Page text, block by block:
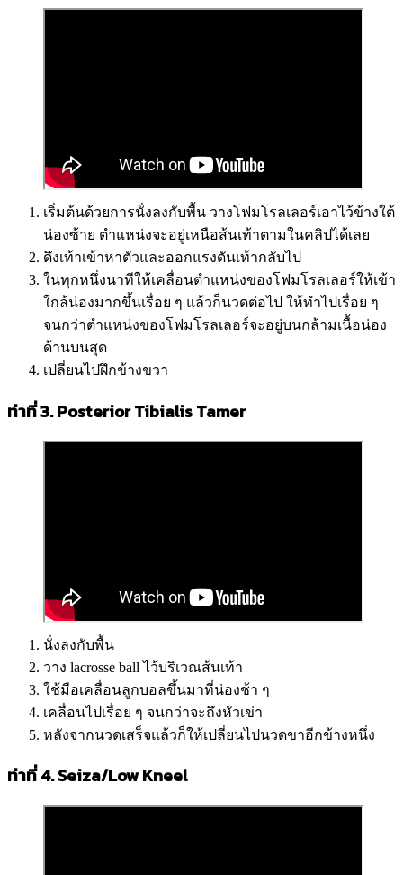
เริ่มต้นด้วยการนั่งลงกับพื้น วางโฟมโรลเลอร์เอาไว้ข้างใต้
น่องซ้าย ตำแหน่งจะอยู่เหนือส้นเท้าตามในคลิปได้เลย
ดึงเท้าเข้าหาตัวและออกแรงดันเท้ากลับไป
ในทุกหนึ่งนาทีให้เคลื่อนตำแหน่งของโฟมโรลเลอร์ให้เข้า
ใกล้น่องมากขึ้นเรื่อย ๆ แล้วก็นวดต่อไป ให้ทำไปเรื่อย ๆ
จนกว่าตำแหน่งของโฟมโรลเลอร์จะอยู่บนกล้ามเนื้อน่อง
ด้านบนสุด
เปลี่ยนไปฝึกข้างขวา
ท่าที่ 3. Posterior Tibialis Tamer
นั่งลงกับพื้น
วาง lacrosse ball ไว้บริเวณส้นเท้า
ใช้มือเคลื่อนลูกบอลขึ้นมาที่น่องช้า ๆ
เคลื่อนไปเรื่อย ๆ จนกว่าจะถึงหัวเข่า
หลังจากนวดเสร็จแล้วก็ให้เปลี่ยนไปนวดขาอีกข้างหนึ่ง
ท่าที่ 4. Seiza/Low Kneel